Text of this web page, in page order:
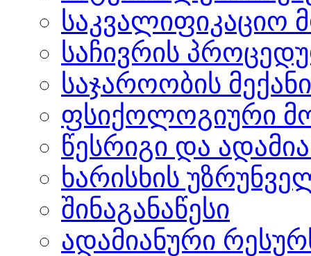
საკვალიფიკაციო
საჩივრის
საჯაროობის
ფსიქოლოგიური
წესრიგი და
ხარისხის
შინაგანაწესი
ადამიანური